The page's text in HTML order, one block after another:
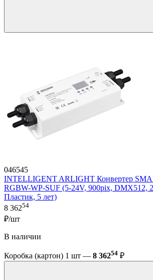
046545
INTELLIGENT ARLIGHT Конвертер
RGBW-WP-SUF (5-24V, 900pix, DMX512,
Пластик, 5 лет)
8 36254
₽/шт
В наличии
Коробка (картон) 1 шт — 8 36254 ₽